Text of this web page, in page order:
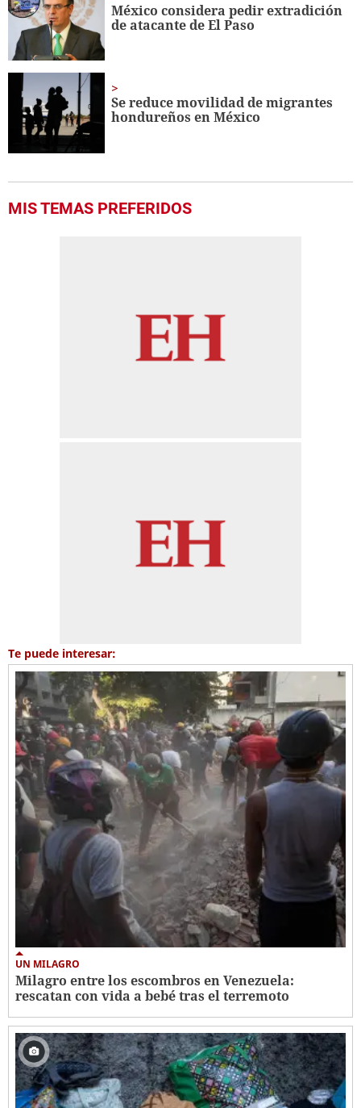
México considera pedir extradición
de atacante de El Paso
Se reduce movilidad de migrantes
hondureños en México
MIS TEMAS PREFERIDOS
Te puede interesar:
UN MILAGRO
Milagro entre los escombros en Venezuela:
rescatan con vida a bebé tras el terremoto